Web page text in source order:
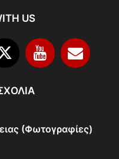
US
(Φωτογραφίες)